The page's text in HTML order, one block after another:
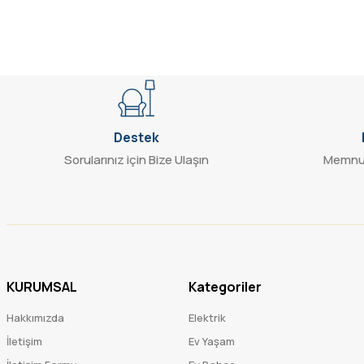
Destek
Sorularınız için Bize Ulaşın
KURUMSAL
Hakkımızda
İletişim
Kategoriler
Elektrik
Ev Yaşam